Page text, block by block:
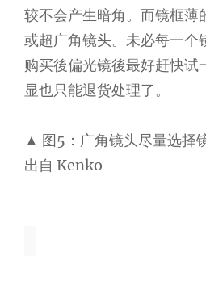
较不会产生暗角。而镜框薄
或超广角镜头。未必每一个
购买後偏光镜後最好赶快试
显也只能退货处理了。
▲ 图5：广角镜头尽量选择
出自 Kenko